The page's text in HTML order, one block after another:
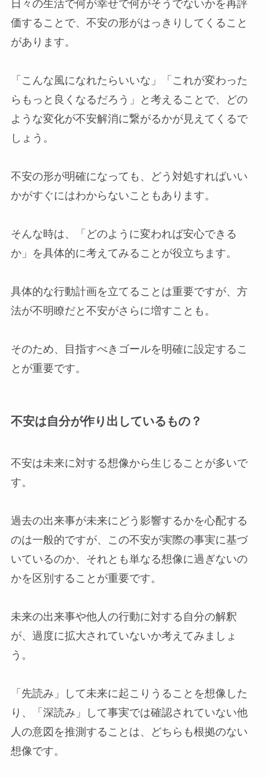
日々の生活で何が幸せで何がそうでないかを再評
価することで、不安の形がはっきりしてくること
があります。
「こんな風になれたらいいな」「これが変わった
らもっと良くなるだろう」と考えることで、どの
ような変化が不安解消に繋がるかが見えてくるで
しょう。
不安の形が明確になっても、どう対処すればいい
かがすぐにはわからないこともあります。
そんな時は、「どのように変われば安心できる
か」を具体的に考えてみることが役立ちます。
具体的な行動計画を立てることは重要ですが、方
法が不明瞭だと不安がさらに増すことも。
そのため、目指すべきゴールを明確に設定するこ
とが重要です。
不安は自分が作り出しているもの？
不安は未来に対する想像から生じることが多いで
す。
過去の出来事が未来にどう影響するかを心配する
のは一般的ですが、この不安が実際の事実に基づ
いているのか、それとも単なる想像に過ぎないの
かを区別することが重要です。
未来の出来事や他人の行動に対する自分の解釈
が、過度に拡大されていないか考えてみましょ
う。
「先読み」して未来に起こりうることを想像した
り、「深読み」して事実では確認されていない他
人の意図を推測することは、どちらも根拠のない
想像です。